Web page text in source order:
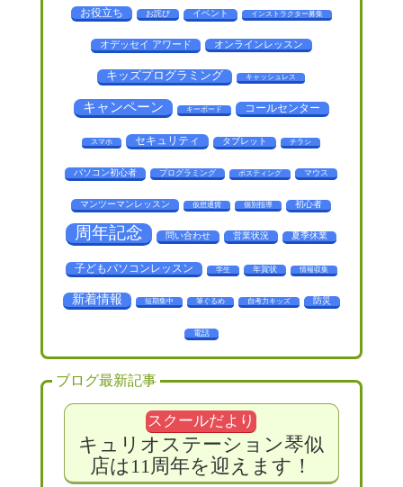
お役立ち お詫び イベント インストラクター募集
オデッセイ アワード オンラインレッスン
キッズプログラミング キャッシュレス
キャンペーン キーボード コールセンター
スマホ セキュリティ タブレット チラシ
パソコン初心者 プログラミング ポスティング マウス
マンツーマンレッスン 仮想通貨 個別指導 初心者
周年記念 問い合わせ 営業状況 夏季休業
子どもパソコンレッスン 学生 年賀状 情報収集
新着情報 短期集中 筆ぐるめ 自考力キッズ 防災
電話
ブログ最新記事
スクールだより
キュリオステーション琴似
店は11周年を迎えます！